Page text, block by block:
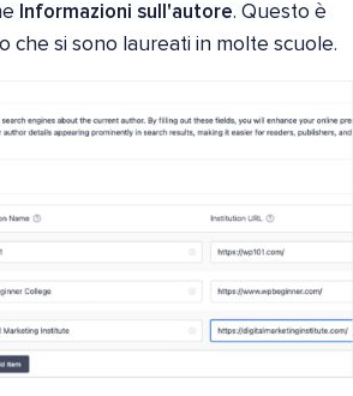
Informazioni sull'autore. Questo è
che si sono laureati in molte scuole.